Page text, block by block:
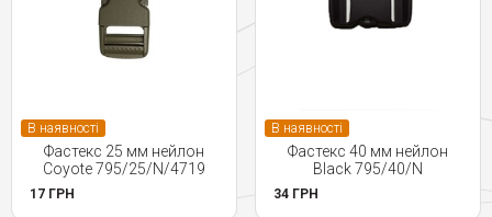
В наявності
Фастекс 25 мм нейлон
Coyote 795/25/N/4719
17 ГРН
В наявності
Фастекс 40 мм нейлон
Black 795/40/N
34 ГРН